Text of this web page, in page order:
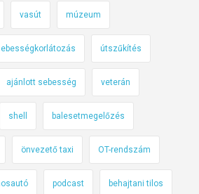
vasút múzeum
útszűkítés
ajánlott sebesség veterán
shell balesetmegelőzés
önvezető taxi OT-rendszám
podcast behajtani tilos